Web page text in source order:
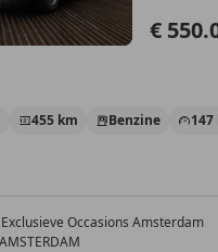
€
455 km Benzine 147
Occasions Amsterdam